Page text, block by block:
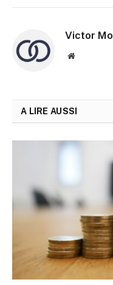
Victor
Site
A LIRE AUSSI